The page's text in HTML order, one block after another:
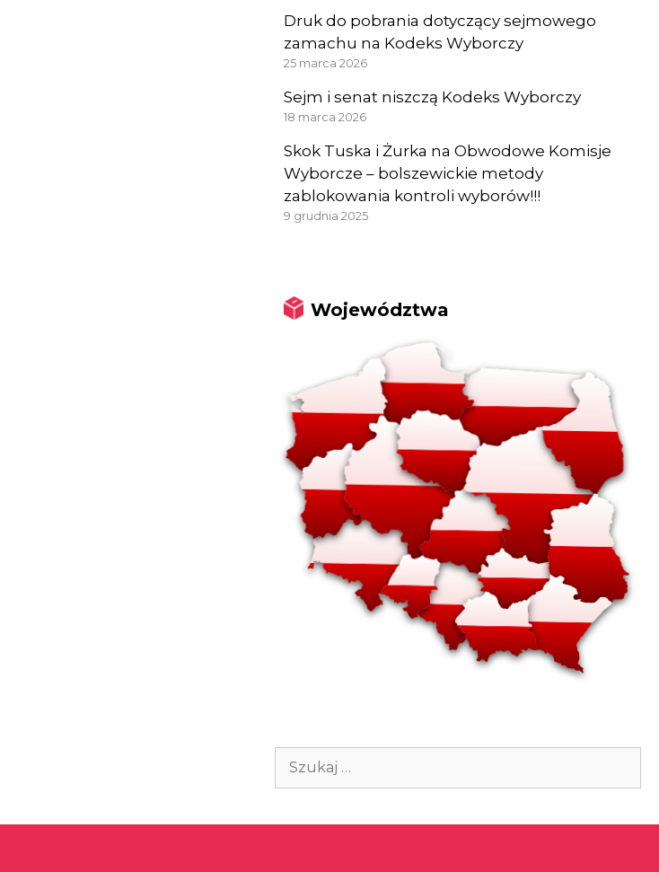
Druk do pobrania dotyczący sejmowego
zamachu na Kodeks Wyborczy
25 marca 2026
Sejm i senat niszczą Kodeks Wyborczy
18 marca 2026
Skok Tuska i Żurka na Obwodowe Komisje
Wyborcze – bolszewickie metody
zablokowania kontroli wyborów!!!
9 grudnia 2025
Województwa
Szukaj: